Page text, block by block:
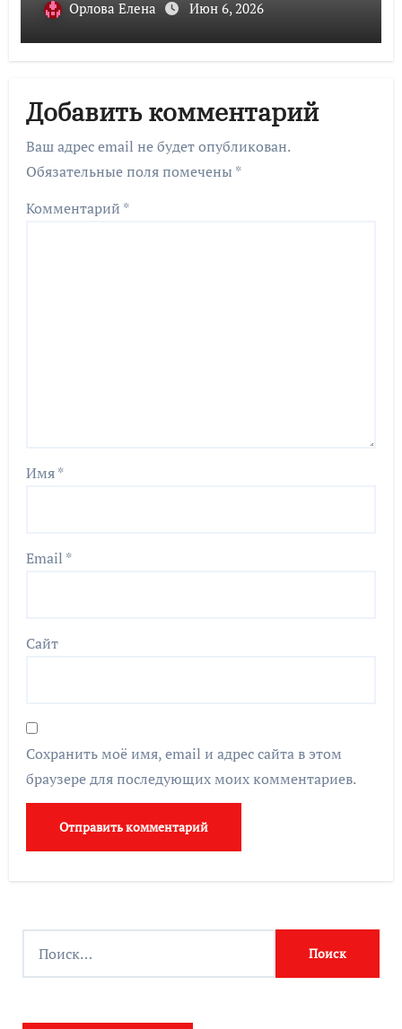
Орлова Елена Июн 6, 2026
Добавить комментарий
Ваш адрес email не будет опубликован.
Обязательные поля помечены *
Комментарий *
Имя*
Email *
Сайт
Сохранить моё имя, email и адрес сайта в этом
браузере для последующих моих комментариев.